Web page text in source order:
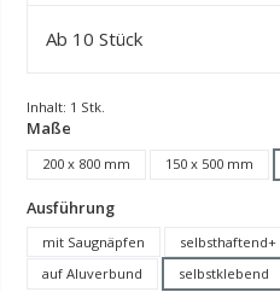
Ab 10 Stück
Inhalt: 1 Stk.
Maße
200 x 800 mm 150 x 500 mm
Ausführungauswählen
mit Saugnäpfen selbsthaftend+
auf Aluverbund
selbstklebend